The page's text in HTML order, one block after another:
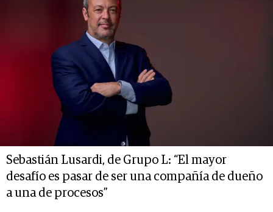
Sebastián Lusardi, de Grupo L: “El mayor
desafío es pasar de ser una compañía de dueño
a una de procesos”